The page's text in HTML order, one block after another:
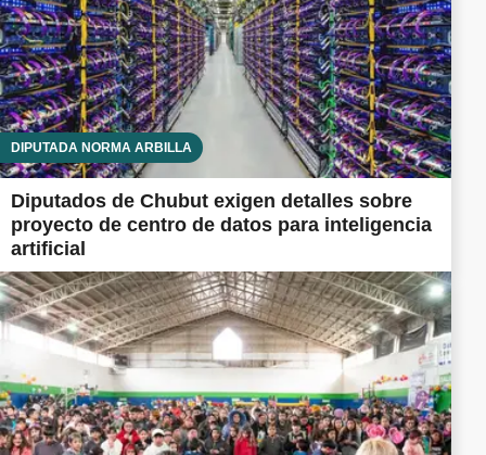
DIPUTADA NORMA ARBILLA
Diputados de Chubut exigen detalles sobre
proyecto de centro de datos para inteligencia
artificial